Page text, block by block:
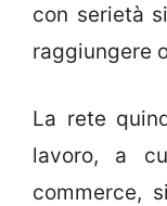
con serietà
raggiungere
La rete
lavoro, a
commerce,